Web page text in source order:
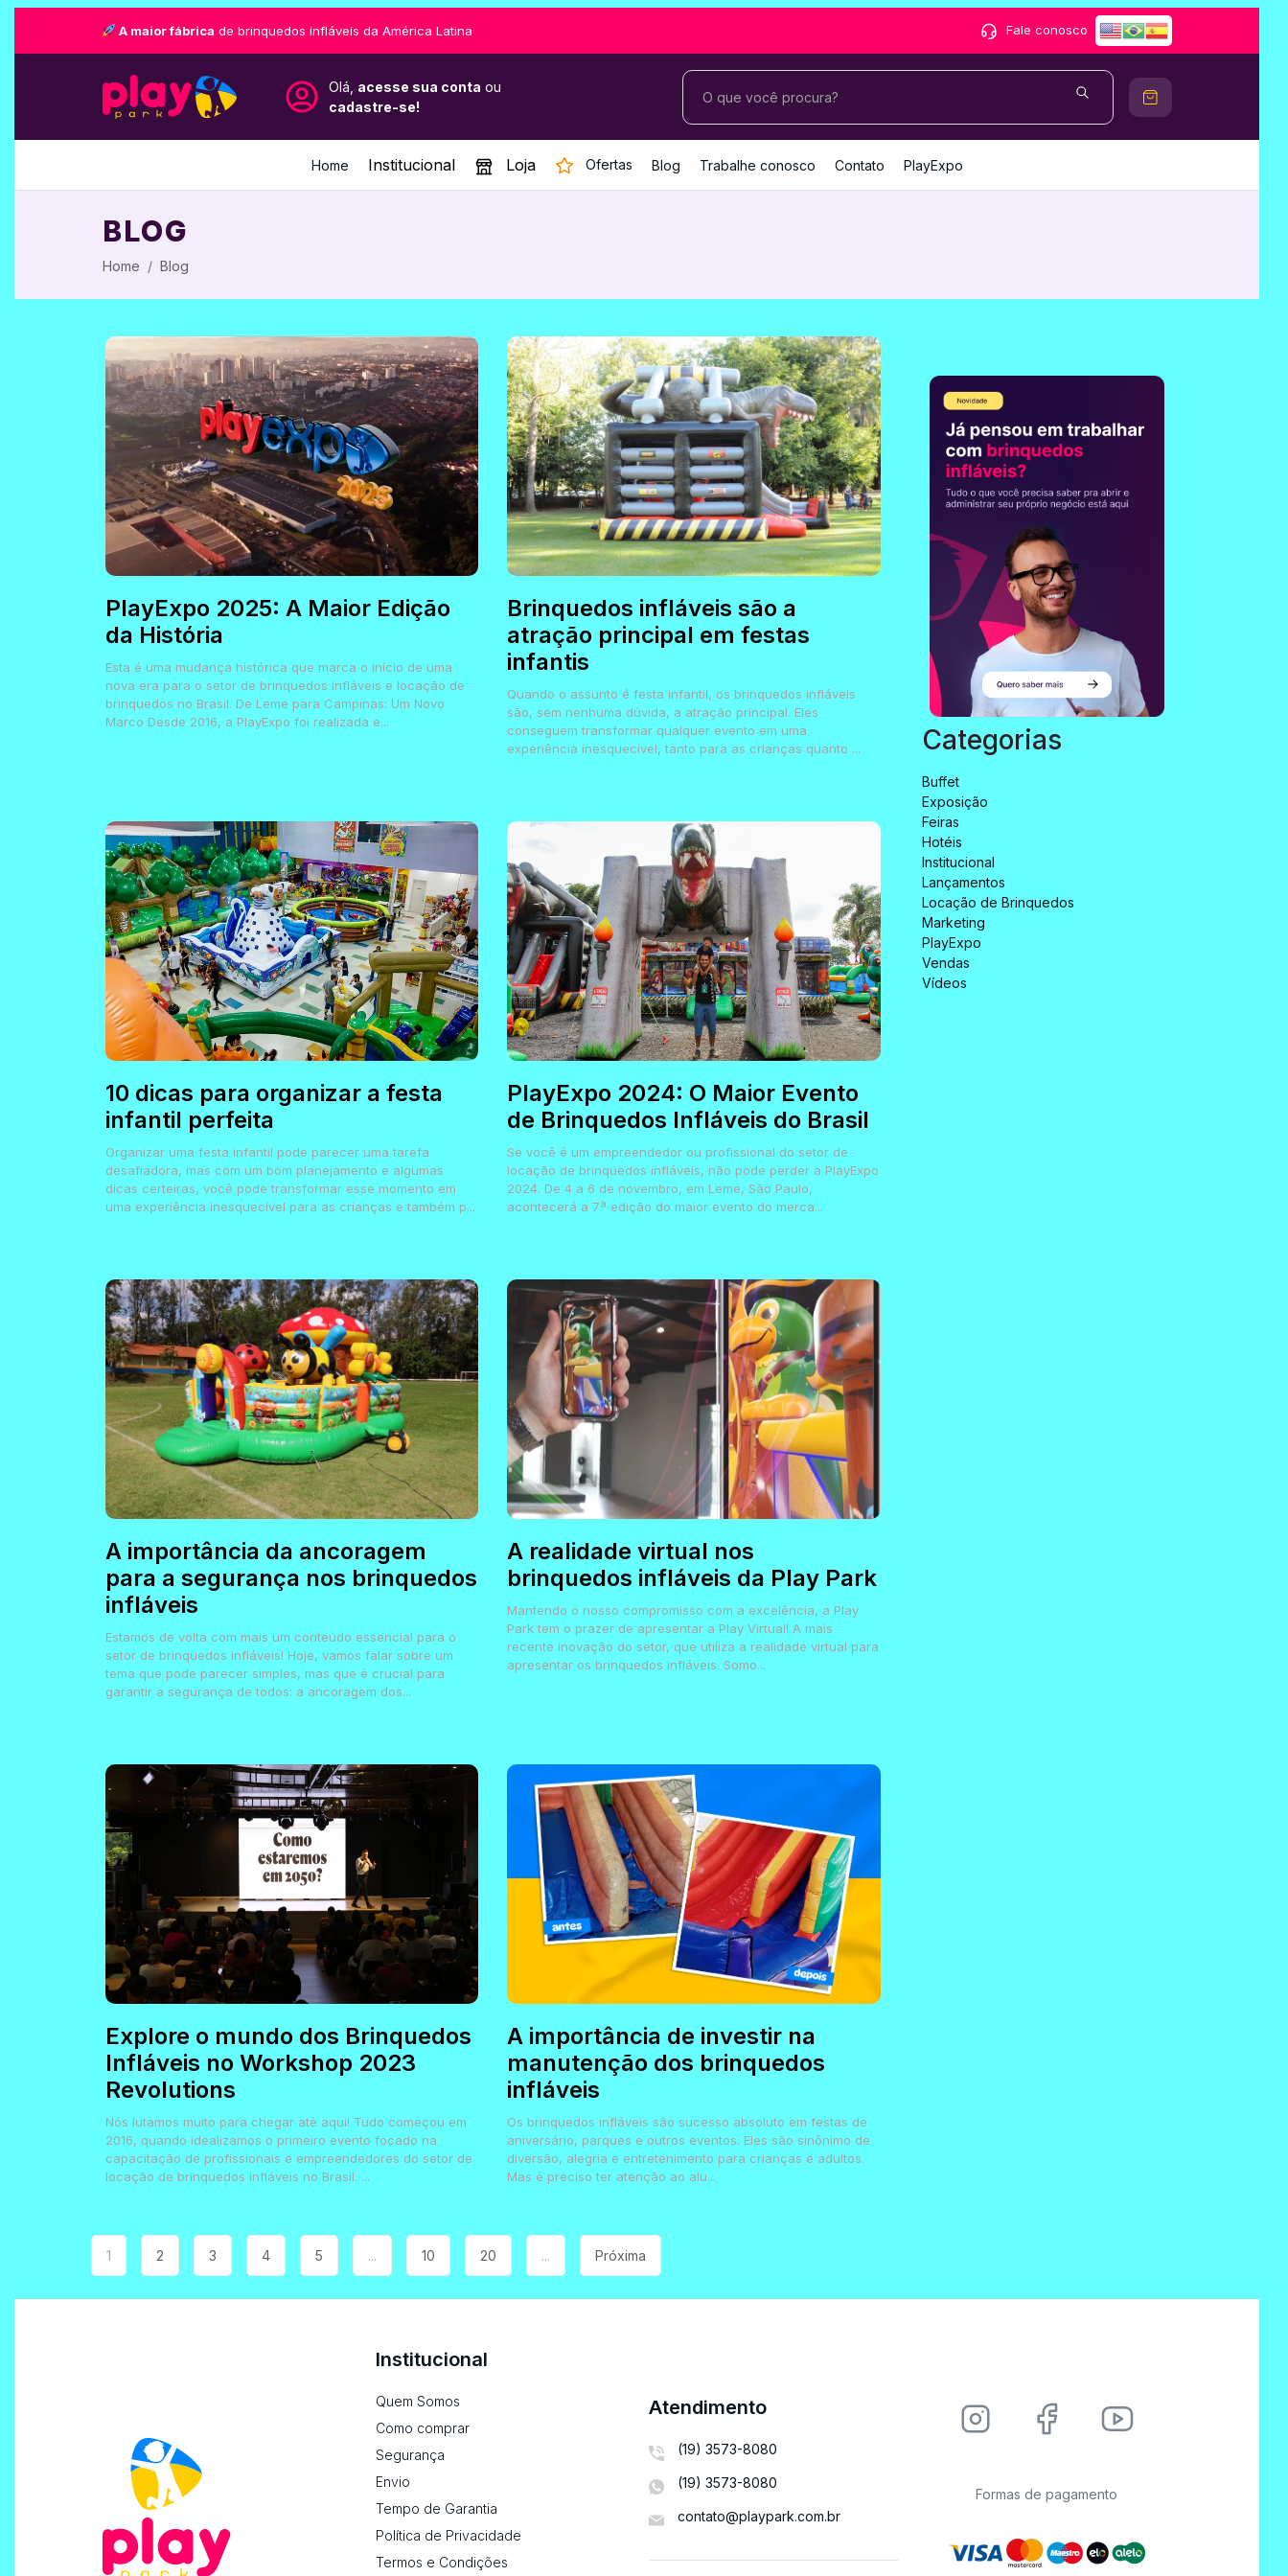
A maior fábrica de brinquedos infláveis da América Latina Fale conosco
Olá, acesse sua conta ou
cadastre-se!
Home Institucional Loja Ofertas Blog Trabalhe conosco Contato PlayExpo
BLOG
Home Blog
PlayExpo 2025: A Maior Edição
da História
Esta é uma mudança histórica que marca o início de uma
nova era para o setor de brinquedos infláveis e locação de
brinquedos no Brasil. De Leme para Campinas: Um Novo
Marco Desde 2016, a PlayExpo foi realizada e...
Brinquedos infláveis são a
atração principal em festas
infantis
Quando o assunto é festa infantil, os brinquedos infláveis
são, sem nenhuma dúvida, a atração principal. Eles
conseguem transformar qualquer evento em uma
experiência inesquecível, tanto para as crianças quanto ...
10 dicas para organizar a festa
infantil perfeita
Organizar uma festa infantil pode parecer uma tarefa
desafiadora, mas com um bom planejamento e algumas
dicas certeiras, você pode transformar esse momento em
uma experiência inesquecível para as crianças e também p...
PlayExpo 2024: O Maior Evento
de Brinquedos Infláveis do Brasil
Se você é um empreendedor ou profissional do setor de
locação de brinquedos infláveis, não pode perder a PlayExpo
2024. De 4 a 6 de novembro, em Leme, São Paulo,
acontecerá a 7ª edição do maior evento do merca...
A importância da ancoragem
para a segurança nos brinquedos
infláveis
Estamos de volta com mais um conteúdo essencial para o
setor de brinquedos infláveis! Hoje, vamos falar sobre um
tema que pode parecer simples, mas que é crucial para
garantir a segurança de todos: a ancoragem dos...
A realidade virtual nos
brinquedos infláveis da Play Park
Mantendo o nosso compromisso com a excelência, a Play
Park tem o prazer de apresentar a Play Virtual! A mais
recente inovação do setor, que utiliza a realidade virtual para
apresentar os brinquedos infláveis. Somo...
Explore o mundo dos Brinquedos
Infláveis no Workshop 2023
Revolutions
Nós lutamos muito para chegar até aqui! Tudo começou em
2016, quando idealizamos o primeiro evento focado na
capacitação de profissionais e empreendedores do setor de
locação de brinquedos infláveis no Brasil. ...
A importância de investir na
manutenção dos brinquedos
infláveis
Os brinquedos infláveis são sucesso absoluto em festas de
aniversário, parques e outros eventos. Eles são sinônimo de
diversão, alegria e entretenimento para crianças e adultos.
Mas é preciso ter atenção ao alu...
1 2 3 4 5 ... 10 20 ... Próxima
Categorias
Buffet
Exposição
Feiras
Hotéis
Institucional
Lançamentos
Locação de Brinquedos
Marketing
PlayExpo
Vendas
Vídeos
Institucional
Quem Somos
Como comprar
Segurança
Envio
Tempo de Garantia
Política de Privacidade
Termos e Condições
Atendimento
(19) 3573-8080
(19) 3573-8080
contato@playpark.com.br
Formas de pagamento